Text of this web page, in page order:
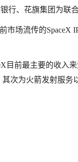
行、花旗集团为联
市场流传的SpaceX
目前最主要的收入
次为火箭发射服务